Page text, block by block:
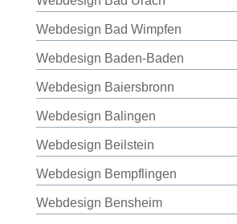
Webdesign Bad Wimpfen
Webdesign Baden-Baden
Webdesign Baiersbronn
Webdesign Balingen
Webdesign Beilstein
Webdesign Bempflingen
Webdesign Bensheim